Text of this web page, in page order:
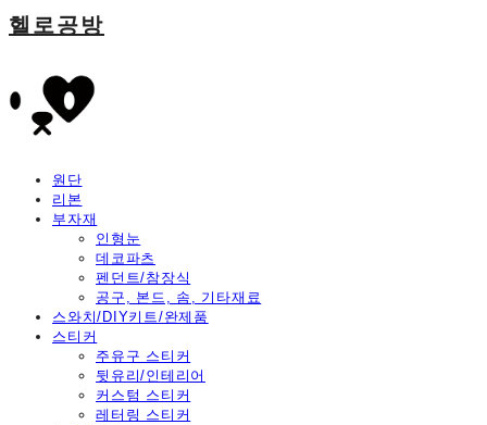
헬로공방
원단
리본
부자재
인형눈
데코파츠
펜던트/참장식
공구, 본드, 솜, 기타재료
스와치/DIY키트/완제품
스티커
주유구 스티커
뒷유리/인테리어
커스텀 스티커
레터링 스티커